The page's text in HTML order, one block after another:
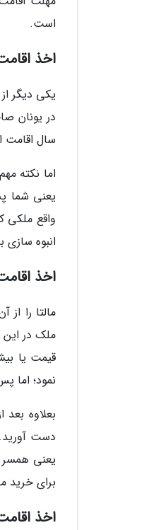
است.
اخذ
سال اقامت
اما نکته
واقع ملکی
انبوه سازی
اخذ
مالتا را
نمود؛ اما
بعلاوه
دست آورید.
برای خرید
اخذ